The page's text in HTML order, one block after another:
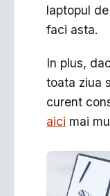
laptopul
faci asta.
In plus,
toata ziua
curent
aici mai